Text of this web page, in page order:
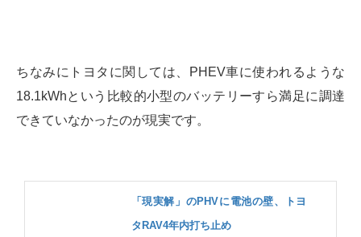
ちなみにトヨタに関しては、PHEV車に使われるような
18.1kWhという比較的小型のバッテリーすら満足に調達
できていなかったのが現実です。
「現実解」のPHVに電池の壁、トヨ
タRAV4年内打ち止め